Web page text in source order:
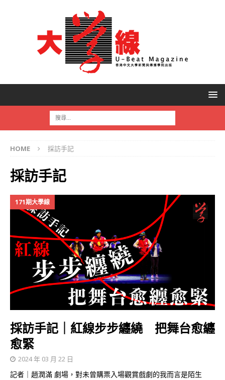
HOME 採訪手記
採訪手記
171期大學線
採訪手記｜紅線步步纏繞 把舞台愈纏
愈緊
2024 年 03 月 22 日
記者｜趙潤滿 劇場，對未曾購票入場觀賞戲劇的我而言是陌生